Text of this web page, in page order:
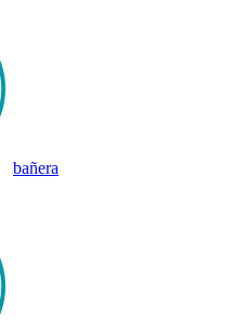
bañera